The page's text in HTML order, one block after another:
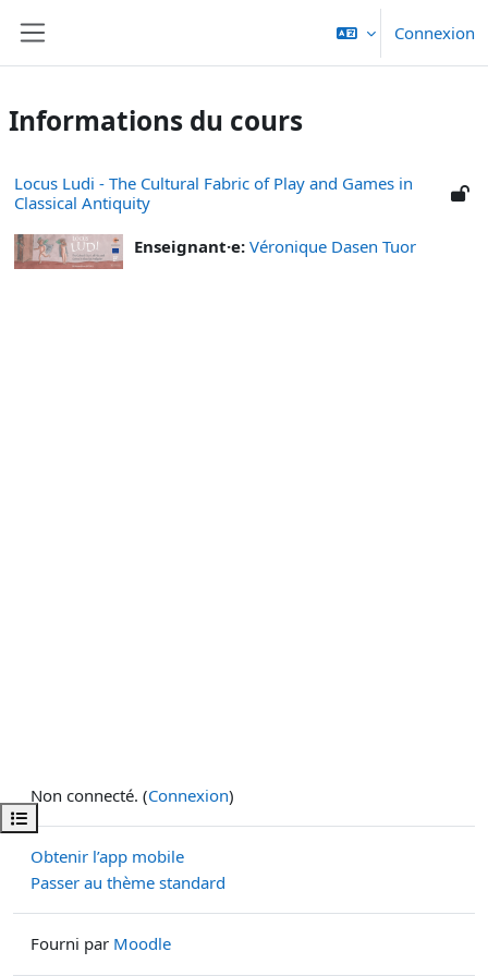
Connexion
Ouvrir l’index du cours
Informations du cours
Locus Ludi - The Cultural Fabric of Play and Games in
Classical Antiquity
Enseignant·e: Véronique Dasen Tuor
Non connecté. (Connexion)
Obtenir l’app mobile
Passer au thème standard
Fourni par Moodle